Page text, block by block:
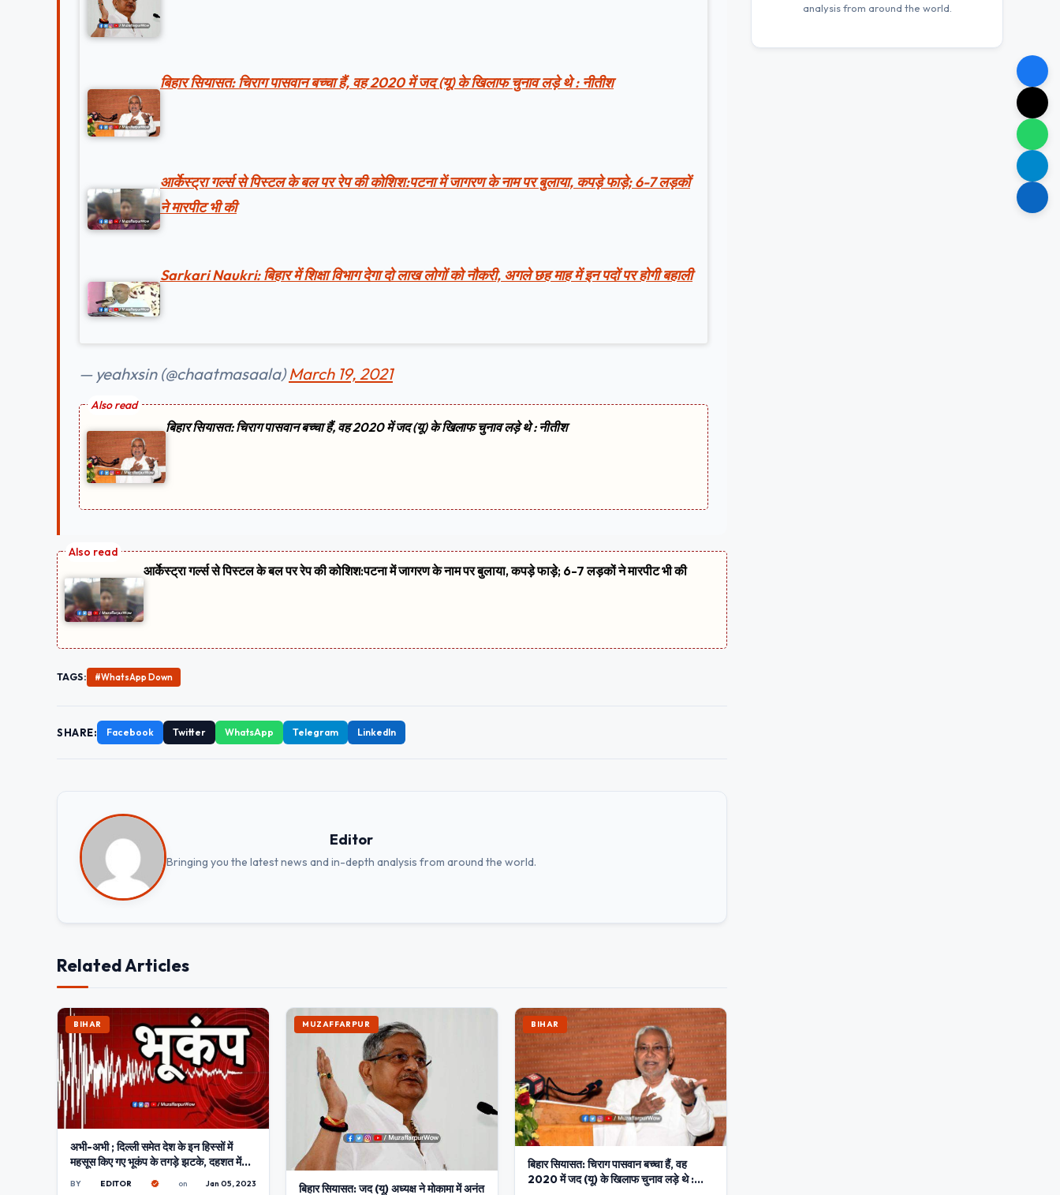
बिहार सियासत: चिराग पासवान बच्चा हैं, वह 2020 में जद (यू) के खिलाफ चुनाव लड़े थे : नीतीश
आर्केस्ट्रा गर्ल्स से पिस्टल के बल पर रेप की कोशिश:पटना में जागरण के नाम पर बुलाया, कपड़े फाड़े; 6-7 लड़कों
ने मारपीट भी की
Sarkari Naukri: बिहार में शिक्षा विभाग देगा दो लाख लोगों को नौकरी, अगले छह माह में इन पदों पर होगी बहाली
— yeahxsin (@chaatmasaala)March 19, 2021
बिहार सियासत: चिराग पासवान बच्चा हैं, वह 2020 में जद (यू) के खिलाफ चुनाव लड़े थे : नीतीश
आर्केस्ट्रा गर्ल्स से पिस्टल के बल पर रेप की कोशिश:पटना में जागरण के नाम पर बुलाया, कपड़े फाड़े; 6-7 लड़कों ने मारपीट भी की
TAGS: #WhatsApp Down
SHARE: Facebook Twitter WhatsApp Telegram LinkedIn
Editor
Bringing you the latest news and in-depth analysis from around the world.
Related Articles
BIHAR
अभी-अभी ; दिल्ली समेत देश के इन हिस्सों में
महसूस किए गए भूकंप के तगड़े झटके, दहशत में
घरों से बाहर निकले लोग
BY EDITOR on Jan 05, 2023
MUZAFFARPUR
बिहार सियासत: जद (यू) अध्यक्ष ने मोकामा में अनंत
BIHAR
बिहार सियासत: चिराग पासवान बच्चा हैं, वह
2020 में जद (यू) के खिलाफ चुनाव लड़े थे :
analysis from around the world.